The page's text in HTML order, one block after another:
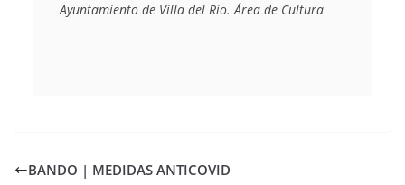
Ayuntamiento de Villa del Río. Área de Cultura
BANDO | MEDIDAS ANTICOVID